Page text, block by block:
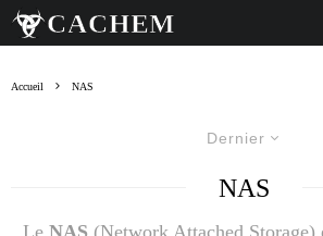
Accueil NAS
Dernier
NAS
Le NAS (Network Attached Storage)